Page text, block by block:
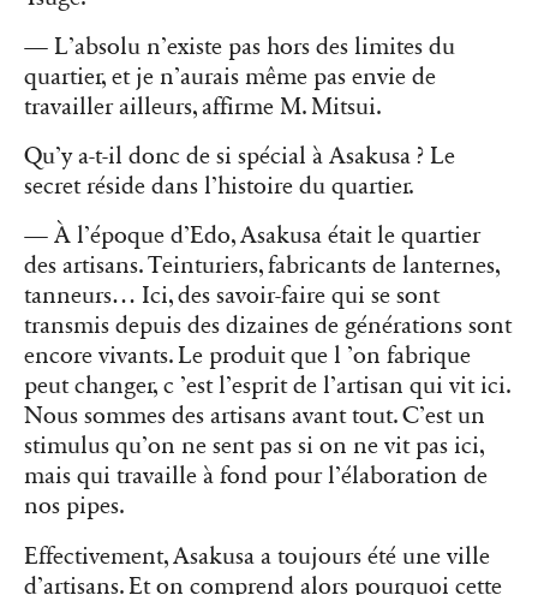
— L’absolu n’existe pas hors des limites du
quartier, et je n’aurais même pas envie de
travailler ailleurs, affirme M. Mitsui.
Qu’y a-t-il donc de si spécial à Asakusa ? Le
secret réside dans l’histoire du quartier.
— À l’époque d’Edo, Asakusa était le quartier
des artisans. Teinturiers, fabricants de lanternes,
tanneurs… Ici, des savoir-faire qui se sont
transmis depuis des dizaines de générations sont
encore vivants. Le produit que l ’on fabrique
peut changer, c ’est l’esprit de l’artisan qui vit ici.
Nous sommes des artisans avant tout. C’est un
stimulus qu’on ne sent pas si on ne vit pas ici,
mais qui travaille à fond pour l’élaboration de
nos pipes.
Effectivement, Asakusa a toujours été une ville
d’artisans. Et on comprend alors pourquoi cette